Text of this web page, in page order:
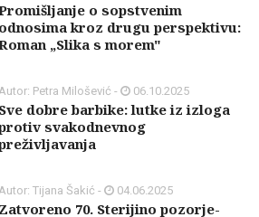
o sopstvenim
odnosima kroz drugu perspektivu:
„Slika s morem"
Autor: Petra Milošević - 06.10.2025
Sve dobre barbike: lutke iz izloga
svakodnevnog
Autor: Tijana Šakić - 04.06.2025
Zatvoreno 70. Sterijino pozorje-